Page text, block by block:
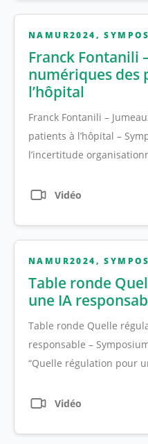
NAMUR2024,
Franck Fontanili
numériques des
l’hôpital
Franck Fontanili –
patients à l’hôpital –
l’incertitude
Vidéo
NAMUR2024,
Table ronde
une IA
Table ronde Quelle
responsable –
“Quelle régulation pour
Vidéo